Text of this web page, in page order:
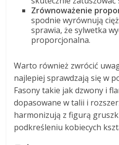
Zrównoważenie
spodnie wyrównują
sprawia, że sylwetka
proporcjonalna.
Warto również zwrócić
najlepiej sprawdzają się w
Fasony takie jak dzwony i
dopasowane w talii i
harmonizują z figurą
podkreśleniu kobiecych